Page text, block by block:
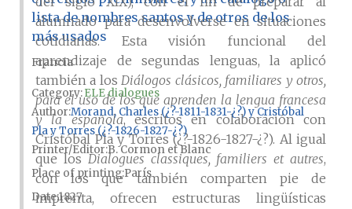
alumnado para desenvolverse en situaciones
cotidianas. Esta visión funcional del
aprendizaje de segundas lenguas, la aplicó
también a losDiálogos clásicos, familiares y otros,
para el uso de los que aprenden la lengua francesa
y la española, escritos en colaboración con
Cristóbal Pla y Torres (¿?-1826-1827-¿?). Al igual
que los Dialogues classiques, familiers et autres,
con los que también comparten pie de
imprenta, ofrecen estructuras lingüísticas
lista de nombres santos y de otros de los
más usados
Francia
Category:ELE dialogues
Author Morand, Charles (¿?-1811-1831-¿?) y Cristóbal
Pla y Torres (¿?-1826-1827-¿?)
Printer/Editor B. Cormon et Blanc
Place of printingParís
Date1827